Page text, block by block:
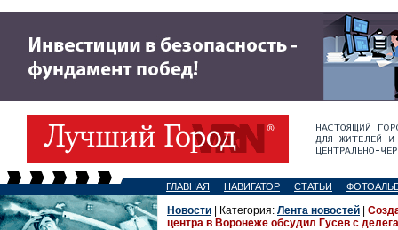
ГЛАВНАЯ НАВИГАТОР СТАТЬИ
Новости | Категория: Лента новостей
центра в Воронеже обсудил Гусев с